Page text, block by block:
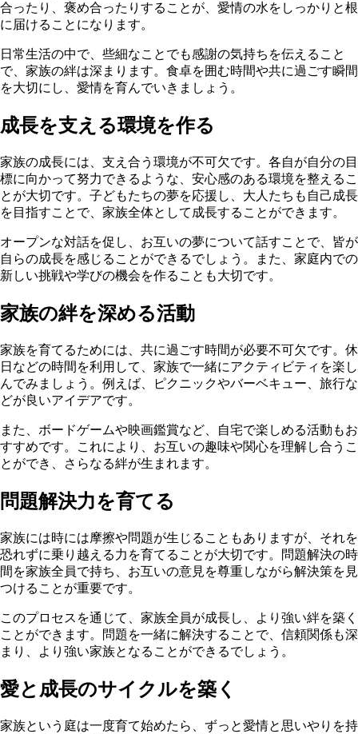
合ったり、褒め合ったりすることが、愛情の水をしっかりと根
に届けることになります。
日常生活の中で、些細なことでも感謝の気持ちを伝えること
で、家族の絆は深まります。食卓を囲む時間や共に過ごす瞬間
を大切にし、愛情を育んでいきましょう。
成長を支える環境を作る
家族の成長には、支え合う環境が不可欠です。各自が自分の目
標に向かって努力できるような、安心感のある環境を整えるこ
とが大切です。子どもたちの夢を応援し、大人たちも自己成長
を目指すことで、家族全体として成長することができます。
オープンな対話を促し、お互いの夢について話すことで、皆が
自らの成長を感じることができるでしょう。また、家庭内での
新しい挑戦や学びの機会を作ることも大切です。
家族の絆を深める活動
家族を育てるためには、共に過ごす時間が必要不可欠です。休
日などの時間を利用して、家族で一緒にアクティビティを楽し
んでみましょう。例えば、ピクニックやバーベキュー、旅行な
どが良いアイデアです。
また、ボードゲームや映画鑑賞など、自宅で楽しめる活動もお
すすめです。これにより、お互いの趣味や関心を理解し合うこ
とができ、さらなる絆が生まれます。
問題解決力を育てる
家族には時には摩擦や問題が生じることもありますが、それを
恐れずに乗り越える力を育てることが大切です。問題解決の時
間を家族全員で持ち、お互いの意見を尊重しながら解決策を見
つけることが重要です。
このプロセスを通じて、家族全員が成長し、より強い絆を築く
ことができます。問題を一緒に解決することで、信頼関係も深
まり、より強い家族となることができるでしょう。
愛と成長のサイクルを築く
家族という庭は一度育て始めたら、ずっと愛情と思いやりを持